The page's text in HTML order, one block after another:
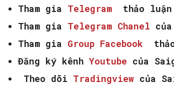
Tham gia Telegram
thảo
Tham gia Telegram Chanel
Tham gia Group Facebook
Đăng ký kênh Youtube của
Theo dõi Tradingview của